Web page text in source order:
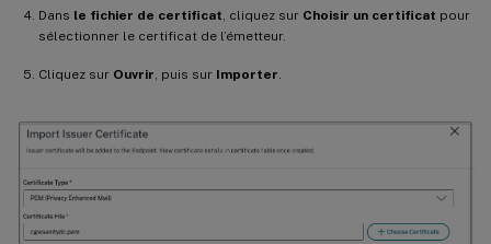
Dans le fichier de certificat , cliquez sur Choisir un certificat pour
sélectionner le certificat de l’émetteur.
Cliquez sur Ouvrir , puis sur Importer